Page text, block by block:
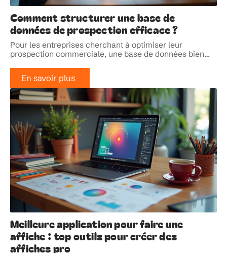
Comment structurer une base de
données de prospection efficace ?
Pour les entreprises cherchant à optimiser leur
prospection commerciale, une base de données bien…
En savoir plus
Meilleure application pour faire une
affiche : top outils pour créer des
affiches pro